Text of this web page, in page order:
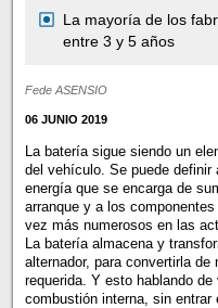
La mayoría de los
entre 3 y 5 años
Fede ASENSIO
06 JUNIO 2019
La batería sigue siendo un
del vehículo. Se puede definir
energía que se encarga de
arranque y a los
vez más numerosos en las
La batería almacena y
alternador, para convertirla
requerida. Y esto hablando
combustión interna, sin entrar